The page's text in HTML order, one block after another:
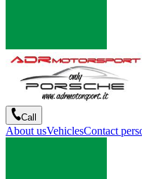
Call
About usVehiclesContact